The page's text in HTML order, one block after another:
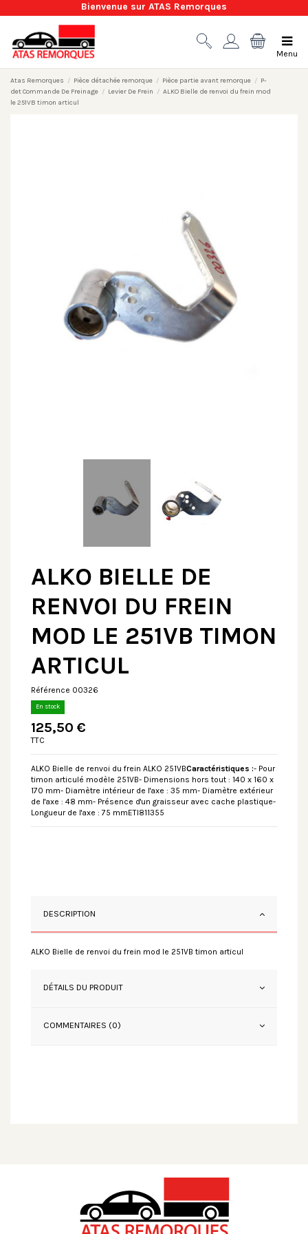
Bienvenue sur ATAS Remorques
Menu
Atas Remorques Pièce détachée remorque Pièce partie avant remorque
P-
det Commande De Freinage
Levier De Frein
ALKO Bielle de renvoi du frein mod
le 251VB timon articul
ALKO BIELLE DE
RENVOI DU FREIN
MOD LE 251VB TIMON
ARTICUL
Référence 00326
En stock
125,50 €
TTC
ALKO Bielle de renvoi du frein ALKO 251VBCaractéristiques :- Pour
timon articulé modèle 251VB- Dimensions hors tout : 140 x 160 x
170 mm- Diamètre intérieur de l'axe : 35 mm- Diamètre extérieur
de l'axe : 48 mm- Présence d'un graisseur avec cache plastique-
Longueur de l'axe : 75 mmETI811355
DESCRIPTION
ALKO Bielle de renvoi du frein mod le 251VB timon articul
DÉTAILS DU PRODUIT
COMMENTAIRES (0)